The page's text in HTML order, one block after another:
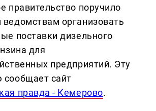
правительство поручило
организовать
поставки дизельного
для
предприятий. Эту
сайт
правда - Кемерово.